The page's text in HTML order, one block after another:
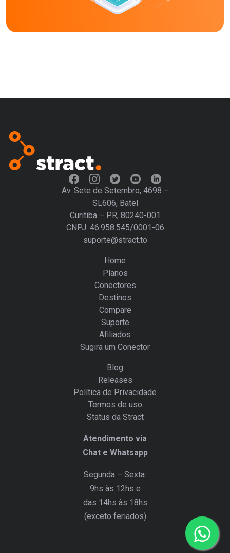
Av. Sete de Setembro, 4698 –
SL606, Batel
Curitiba – PR, 80240-001
CNPJ: 46.958.545/0001-06
suporte@stract.to
Home
Planos
Conectores
Destinos
Compare
Suporte
Afiliados
Sugira um Conector
Blog
Releases
Política de Privacidade
Termos de uso
Status da Stract
Atendimento via
Chat e Whatsapp
Segunda – Sexta:
9hs às 12hs e
das 14hs às 18hs
(exceto feriados)